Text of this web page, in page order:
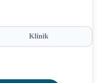
Klinik